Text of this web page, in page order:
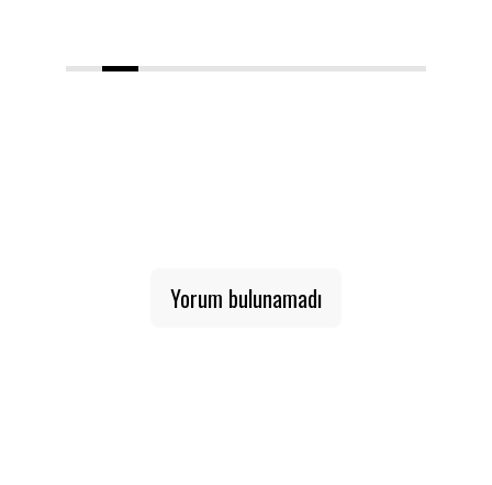
1 2 3 4 5 6 7 8 9 10
Yorum bulunamadı